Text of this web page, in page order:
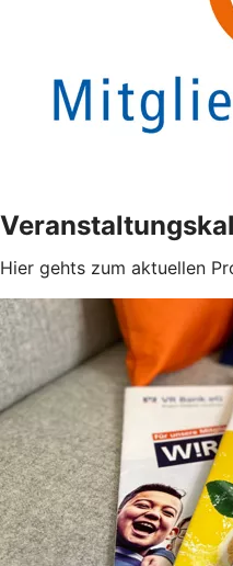
Hier gehts zum aktuellen